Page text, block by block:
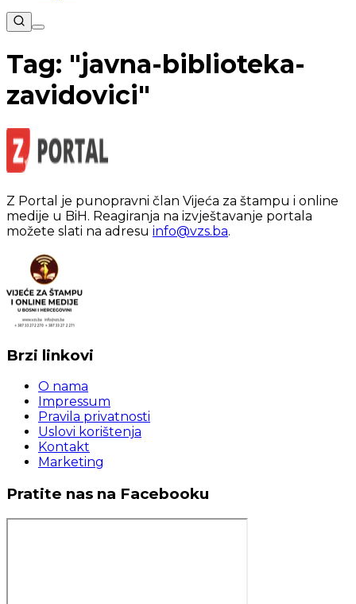
Tag: "javna-biblioteka-
zavidovici"
Z Portal je punopravni član Vijeća za štampu i online
medije u BiH. Reagiranja na izvještavanje portala
možete slati na adresu info@vzs.ba.
Brzi linkovi
O nama
Impressum
Pravila privatnosti
Uslovi korištenja
Kontakt
Marketing
Pratite nas na Facebooku